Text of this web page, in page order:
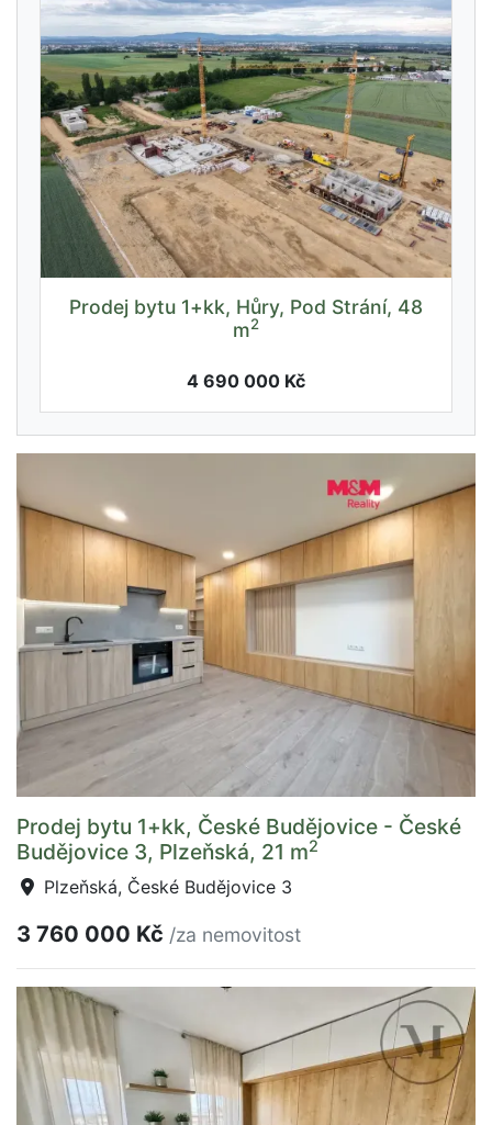
Prodej bytu 1+kk, Hůry, Pod Strání, 48
m2
4 690 000 Kč
Prodej bytu 1+kk, České Budějovice - České
Budějovice 3, Plzeňská, 21 m2
Plzeňská, České Budějovice 3
3 760 000 Kč /za nemovitost